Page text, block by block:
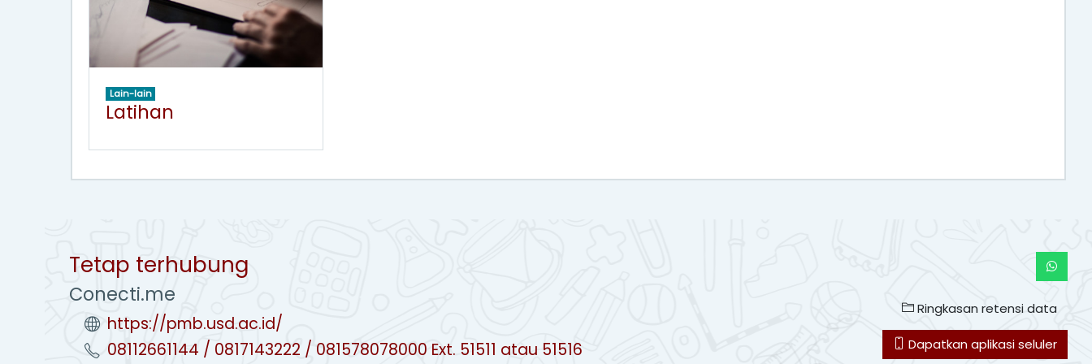
Lain-lain
Latihan
Tetap terhubung
Conecti.me
https://pmb.usd.ac.id/
08112661144 / 0817143222 / 081578078000 Ext. 51511 atau 51516
Ringkasan retensi data
Dapatkan aplikasi seluler